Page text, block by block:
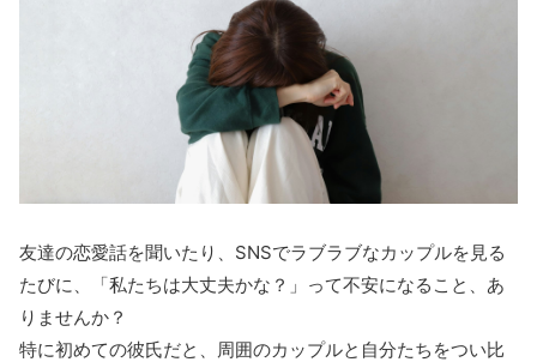
友達の恋愛話を聞いたり、SNSでラブラブなカップルを見る
たびに、「私たちは大丈夫かな？」って不安になること、あ
りませんか？
特に初めての彼氏だと、周囲のカップルと自分たちをつい比